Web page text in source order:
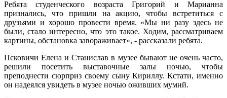
Ребята студенческого возраста Григорий и Марианна
признались, что пришли на акцию, чтобы встретиться с
друзьями и хорошо провести время. «Мы ни разу здесь не
были, стало интересно, что это такое. Ходим, рассматриваем
картины, обстановка завораживает», - рассказали ребята.
Псковичи Елена и Станислав в музее бывают не очень часто,
решили посетить выставочные залы ночью, чтобы
преподнести сюрприз своему сыну Кириллу. Кстати, именно
он надеялся увидеть в музее ночью оживших мумий.